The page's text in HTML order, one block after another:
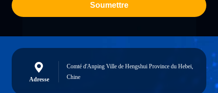
Soumettre
Adresse
Comté d'Anping Ville de Hengshui Province du Hebei,
Chine